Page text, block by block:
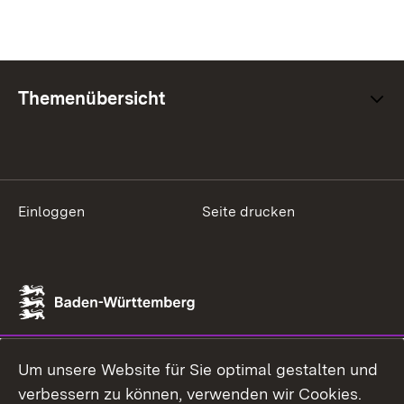
Themenübersicht
Einloggen Seite drucken
Um unsere Website für Sie optimal gestalten und
verbessern zu können, verwenden wir Cookies.